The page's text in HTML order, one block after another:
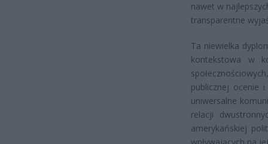
nawet w
transparentne
Ta niewielka
kontekstowa w
publicznej ocenie
uniwersalne
relacji
amerykańskiej